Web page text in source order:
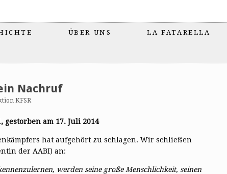
ÜBER UNS LA FATARELLA
Nachruf
KFSR
gestorben am 17. Juli 2014
hat aufgehört zu schlagen. Wir schließen
der AABI) an:
werden seine große Menschlichkeit, seinen